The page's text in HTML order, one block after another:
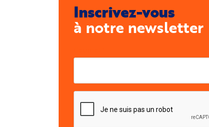
Inscrivez-vous
à notre newsletter